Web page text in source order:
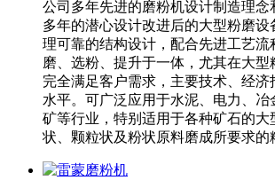
公司多年先进的磨粉机设计制造理念
多年的潜心设计改进后的大型粉磨设
理可靠的结构设计，配合先进工艺流
磨、选粉、提升于一体，尤其在大型
完全满足客户需求，主要技术、经济
水平。可广泛应用于水泥、电力、冶
矿等行业，特别适用于各种矿石的大
状、颗粒状及粉状原料磨成所要求的